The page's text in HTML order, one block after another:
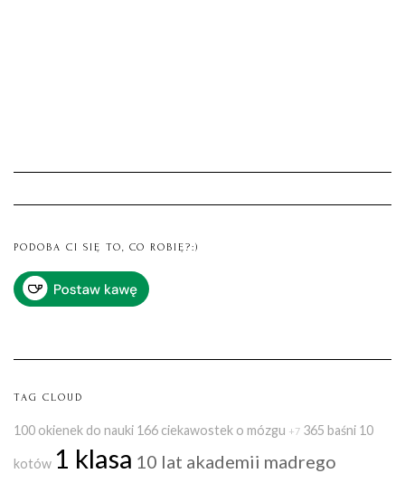
PODOBA CI SIĘ TO, CO ROBIĘ?:)
TAG CLOUD
100 okienek do nauki 166 ciekawostek o mózgu +7 365 baśni 10
kotów 1 klasa 10 lat akademii madrego